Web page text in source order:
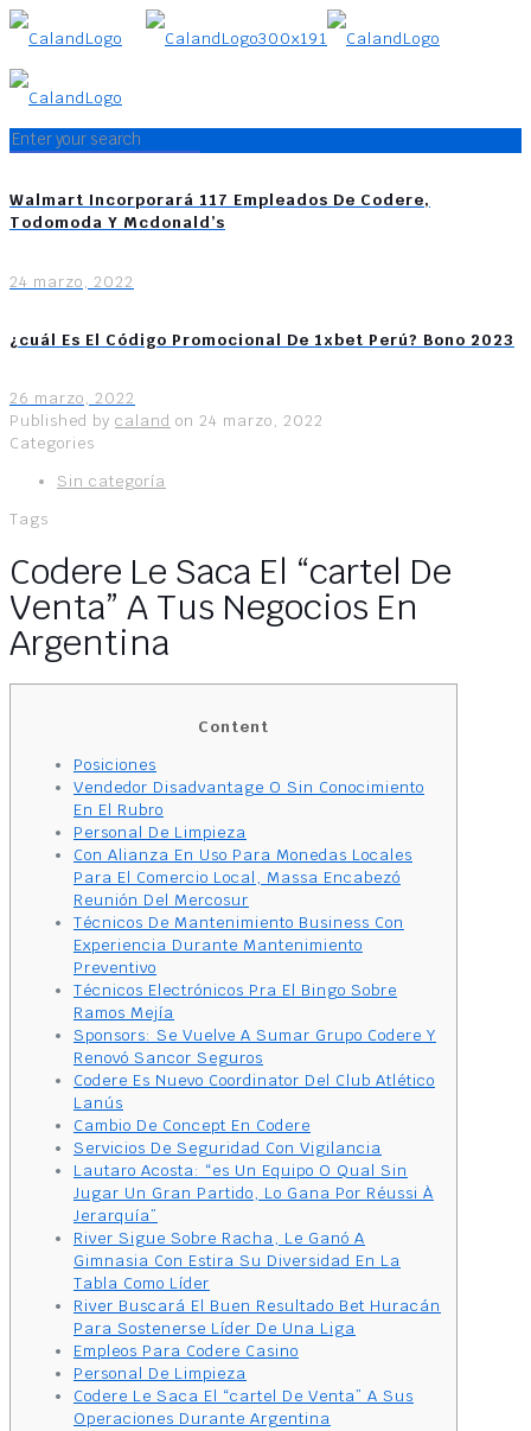
Walmart Incorporará 117 Empleados De Codere,
Todomoda Y Mcdonald’s
24 marzo, 2022
¿cuál Es El Código Promocional De 1xbet Perú? Bono 2023
26 marzo, 2022
Published by caland on 24 marzo, 2022
Categories
Sin categoría
Tags
Codere Le Saca El “cartel De
Venta” A Tus Negocios En
Argentina
Content
Posiciones
Vendedor Disadvantage O Sin Conocimiento
En El Rubro
Personal De Limpieza
Con Alianza En Uso Para Monedas Locales
Para El Comercio Local, Massa Encabezó
Reunión Del Mercosur
Técnicos De Mantenimiento Business Con
Experiencia Durante Mantenimiento
Preventivo
Técnicos Electrónicos Pra El Bingo Sobre
Ramos Mejía
Sponsors: Se Vuelve A Sumar Grupo Codere Y
Renovó Sancor Seguros
Codere Es Nuevo Coordinator Del Club Atlético
Lanús
Cambio De Concept En Codere
Servicios De Seguridad Con Vigilancia
Lautaro Acosta: “es Un Equipo O Qual Sin
Jugar Un Gran Partido, Lo Gana Por Réussi À
Jerarquía”
River Sigue Sobre Racha, Le Ganó A
Gimnasia Con Estira Su Diversidad En La
Tabla Como Líder
River Buscará El Buen Resultado Bet Huracán
Para Sostenerse Líder De Una Liga
Empleos Para Codere Casino
Personal De Limpieza
Codere Le Saca El “cartel De Venta” A Sus
Operaciones Durante Argentina